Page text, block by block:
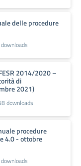
delle procedure
2014/2020 –
di
2021)
downloads
procedure
4.0 - ottobre